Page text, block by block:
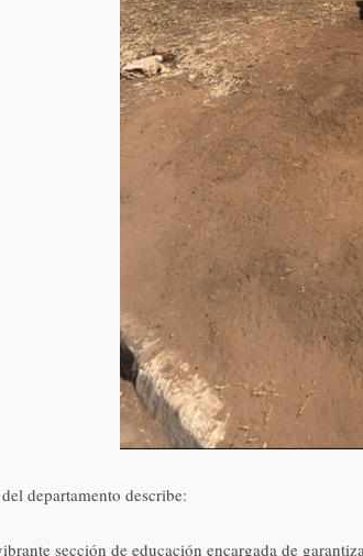
departamento describe:
sección de educación encargada de